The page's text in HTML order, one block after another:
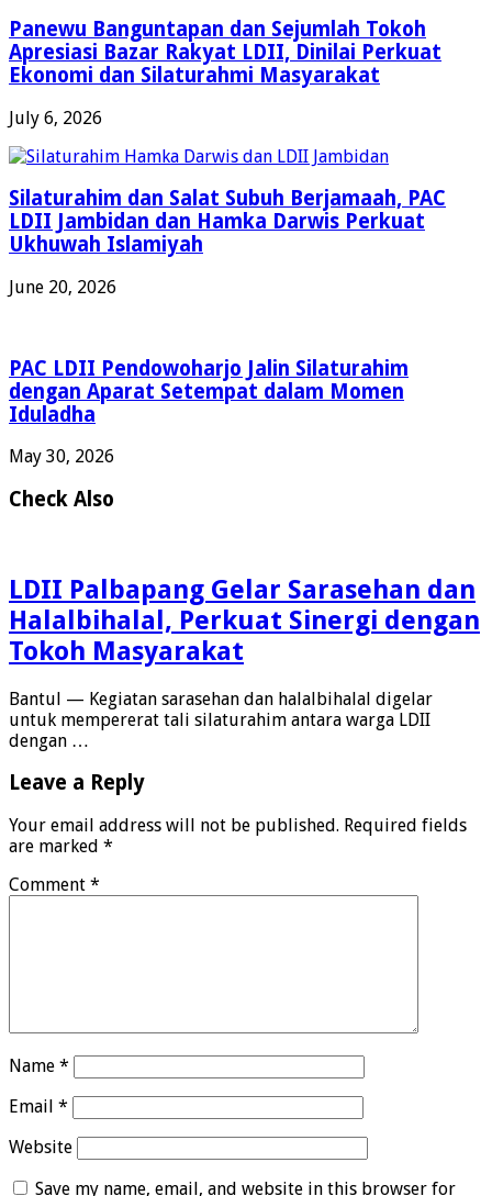
Panewu Banguntapan dan Sejumlah Tokoh
Apresiasi Bazar Rakyat LDII, Dinilai Perkuat
Ekonomi dan Silaturahmi Masyarakat
July 6, 2026
Silaturahim dan Salat Subuh Berjamaah, PAC
LDII Jambidan dan Hamka Darwis Perkuat
Ukhuwah Islamiyah
June 20, 2026
PAC LDII Pendowoharjo Jalin Silaturahim
dengan Aparat Setempat dalam Momen
Iduladha
May 30, 2026
Check Also
LDII Palbapang Gelar Sarasehan dan
Halalbihalal, Perkuat Sinergi dengan
Tokoh Masyarakat
Bantul — Kegiatan sarasehan dan halalbihalal digelar
untuk mempererat tali silaturahim antara warga LDII
dengan …
Leave a Reply
Your email address will not be published. Required fields
are marked *
Comment *
Name *
Email *
Website
Save my name, email, and website in this browser for